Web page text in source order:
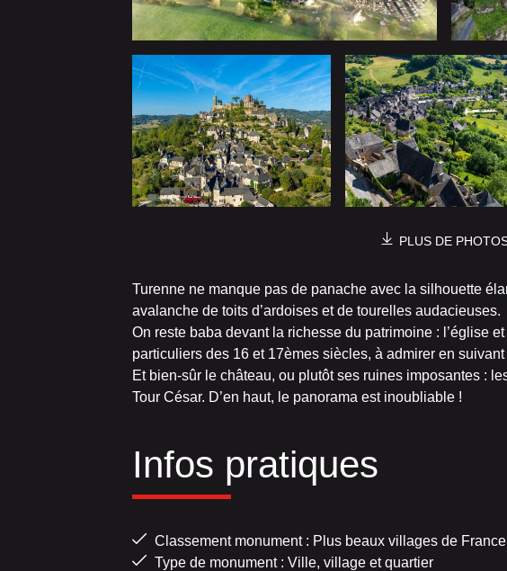
PLUS DE
Turenne ne manque pas de panache avec la silhouette
avalanche de toits d’ardoises et de tourelles audacieuses.
On reste baba devant la richesse du patrimoine : l’église
particuliers des 16 et 17èmes siècles, à admirer en
Et bien-sûr le château, ou plutôt ses ruines imposantes :
Tour César. D’en haut, le panorama est inoubliable !
Infos pratiques
Classement monument : Plus beaux villages de France
Type de monument : Ville, village et quartier